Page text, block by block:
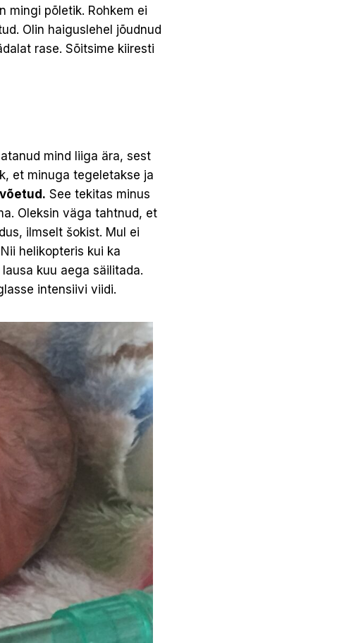
mingi põletik. Rohkem ei
Olin haiguslehel jõudnud
rase. Sõitsime kiiresti
mind liiga ära, sest
et minuga tegeletakse ja
See tekitas minus
Oleksin väga tahtnud, et
ilmselt šokist. Mul ei
helikopteris kui ka
kuu aega säilitada.
intensiivi viidi.